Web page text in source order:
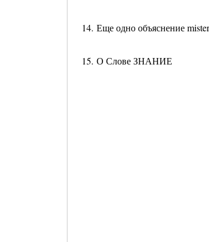
14. Еще одно объяснение
15. О Слове ЗНАНИЕ